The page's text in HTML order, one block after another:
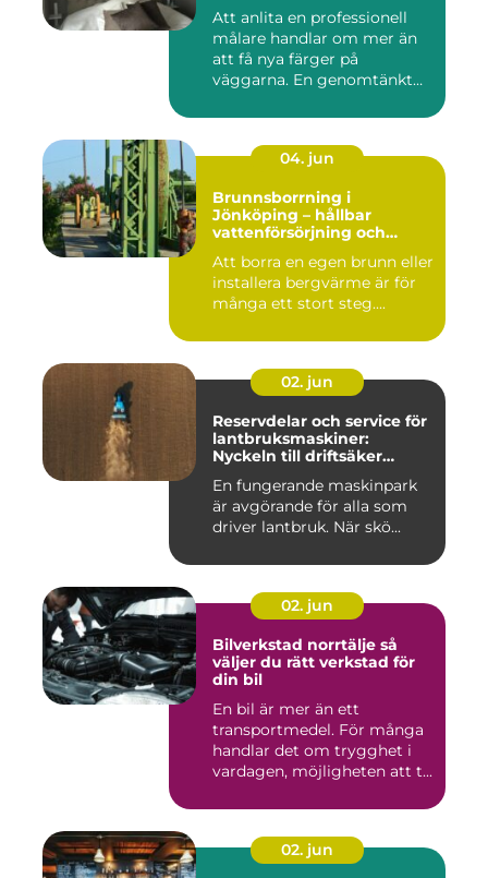
Att anlita en professionell
målare handlar om mer än
att få nya färger på
väggarna. En genomtänkt
04. jun
Brunnsborrning i
Jönköping – hållbar
vattenförsörjning och
Att borra en egen brunn eller
installera bergvärme är för
många ett stort steg....
02. jun
Reservdelar och service för
lantbruksmaskiner:
Nyckeln till driftsäker
En fungerande maskinpark
är avgörande för alla som
driver lantbruk. När skö...
02. jun
Bilverkstad norrtälje så
väljer du rätt verkstad för
din bil
En bil är mer än ett
transportmedel. För många
handlar det om trygghet i
vardagen, möjligheten att t...
02. jun